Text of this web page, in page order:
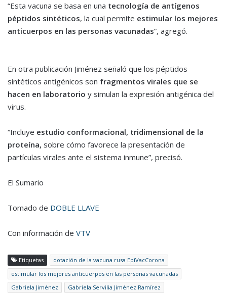
“Esta vacuna se basa en una tecnología de antígenos
péptidos sintéticos, la cual permite estimular los mejores
anticuerpos en las personas vacunadas”, agregó.
En otra publicación Jiménez señaló que los péptidos
sintéticos antigénicos son fragmentos virales que se
hacen en laboratorio y simulan la expresión antigénica del
virus.
“Incluye estudio conformacional, tridimensional de la
proteína, sobre cómo favorece la presentación de
partículas virales ante el sistema inmune”, precisó.
El Sumario
Tomado de DOBLE LLAVE
Con información de VTV
Etiquetas
dotación de la vacuna rusa EpiVacCorona
estimular los mejores anticuerpos en las personas vacunadas
Gabriela Jiménez
Gabriela Servilia Jiménez Ramírez